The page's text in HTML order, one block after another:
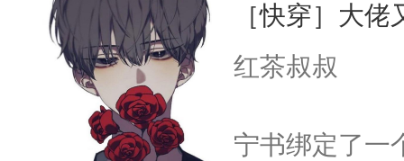
［快穿］大
红茶叔叔
宁书绑定了一